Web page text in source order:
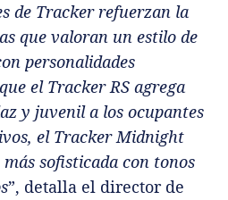
de Tracker refuerzan la
que valoran un estilo de
personalidades
el Tracker RS ​​agrega
y juvenil a los ocupantes
el Tracker Midnight
sofisticada con tonos
”, detalla el director de